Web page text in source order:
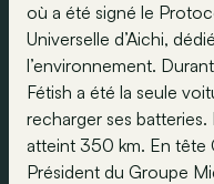
où a été signé le
Universelle d’Aichi,
l’environnement.
Fétish a été la seule
recharger ses
atteint 350 km. En tête
Président du Groupe